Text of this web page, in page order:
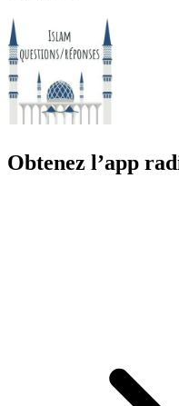
Obtenez l’app